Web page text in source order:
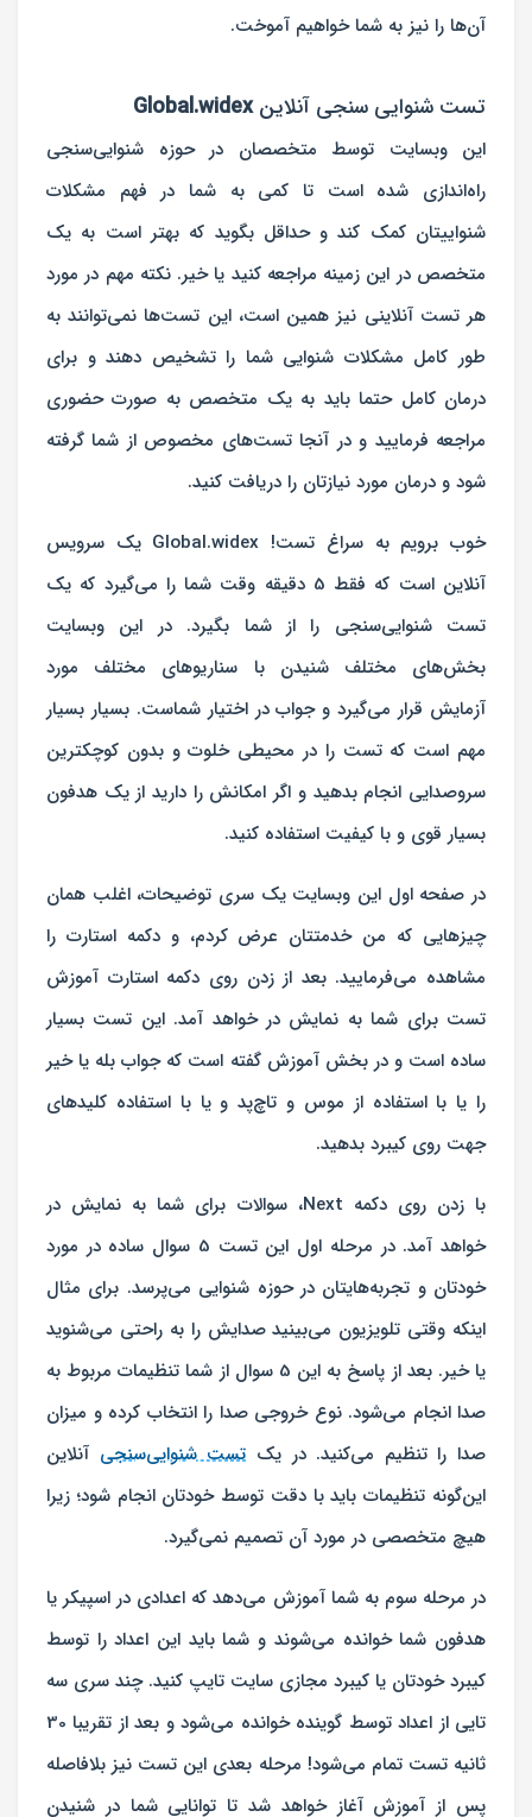
آن‌ها را نیز به شما خواهیم آموخت.
تست شنوایی ‌سنجی آنلاینGlobal.widex
این وبسایت توسط متخصصان در حوزه شنوایی‌سنجی
راه‌اندازی شده است تا کمی به شما در فهم مشکلات
شنواییتان کمک کند و حداقل بگوید که بهتر است به یک
متخصص در این زمینه مراجعه کنید یا خیر. نکته مهم در مورد
هر تست آنلاینی نیز همین است، این تست‌ها نمی‌توانند به
طور کامل مشکلات شنوایی شما را تشخیص دهند و برای
درمان کامل حتما باید به یک متخصص به صورت حضوری
مراجعه فرمایید و در آنجا تست‌های مخصوص از شما گرفته
شود و درمان مورد نیازتان را دریافت کنید.
خوب برویم به سراغ تست! Global.widex یک سرویس
آنلاین است که فقط 5 دقیقه وقت شما را می‌گیرد که یک
تست شنوایی‌سنجی را از شما بگیرد. در این وبسایت
بخش‌های مختلف شنیدن با سناریوهای مختلف مورد
آزمایش قرار می‌گیرد و جواب در اختیار شماست. بسیار بسیار
مهم است که تست را در محیطی خلوت و بدون کوچکترین
سروصدایی انجام بدهید و اگر امکانش را دارید از یک هدفون
بسیار قوی و با کیفیت استفاده کنید.
در صفحه اول این وبسایت یک سری توضیحات، اغلب همان
چیزهایی که من خدمتتان عرض کردم، و دکمه استارت را
مشاهده می‌فرمایید. بعد از زدن روی دکمه استارت آموزش
تست برای شما به نمایش در خواهد آمد. این تست بسیار
ساده است و در بخش آموزش گفته است که جواب بله یا خیر
را یا با استفاده از موس و تاچ‌پد و یا با استفاده کلید‌های
جهت روی کیبرد بدهید.
با زدن روی دکمه Next، سوالات برای شما به نمایش در
خواهد آمد. در مرحله اول این تست 5 سوال ساده در مورد
خودتان و تجربه‌هایتان در حوزه شنوایی می‌پرسد. برای مثال
اینکه وقتی تلویزیون می‌بینید صدایش را به راحتی می‌شنوید
یا خیر. بعد از پاسخ به این 5 سوال از شما تنظیمات مربوط به
صدا انجام می‌شود. نوع خروجی صدا را انتخاب کرده و میزان
صدا را تنظیم می‌کنید. در یک تست شنوایی‌سنجی آنلاین
این‌گونه تنظیمات باید با دقت توسط خودتان انجام شود؛ زیرا
هیچ متخصصی در مورد آن تصمیم نمی‌گیرد.
در مرحله سوم به شما آموزش می‌دهد که اعدادی در اسپیکر یا
هدفون شما خوانده می‌شوند و شما باید این اعداد را توسط
کیبرد خودتان یا کیبرد مجازی سایت تایپ کنید. چند سری سه
تایی از اعداد توسط گوینده خوانده می‌شود و بعد از تقریبا 30
ثانیه تست تمام می‌شود! مرحله بعدی این تست نیز بلافاصله
پس از آموزش آغاز خواهد شد تا توانایی شما در شنیدن